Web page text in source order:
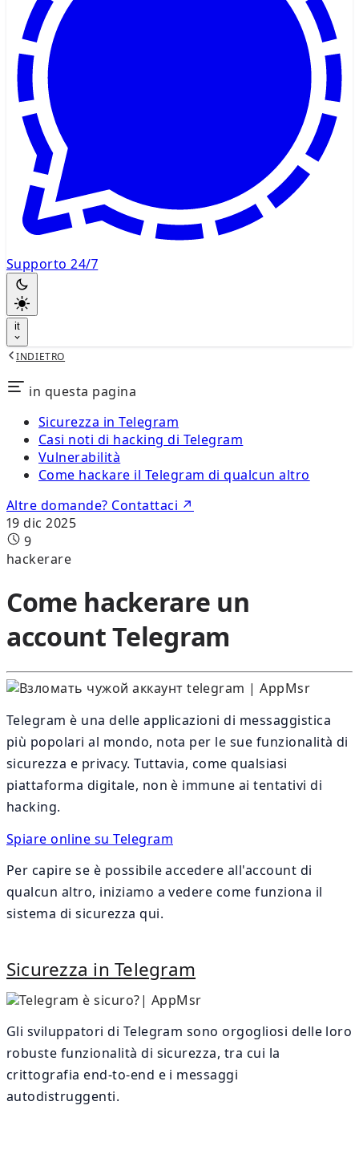
Supporto 24/7
it
INDIETRO
in questa pagina
Sicurezza in Telegram
Casi noti di hacking di Telegram
Vulnerabilità
Come hackare il Telegram di qualcun altro
Altre domande? Contattaci ↗
19 dic 2025
9
hackerare
Come hackerare un
account Telegram
Telegram è una delle applicazioni di messaggistica
più popolari al mondo, nota per le sue funzionalità di
sicurezza e privacy. Tuttavia, come qualsiasi
piattaforma digitale, non è immune ai tentativi di
hacking.
Spiare online su Telegram
Per capire se è possibile accedere all'account di
qualcun altro, iniziamo a vedere come funziona il
sistema di sicurezza qui.
Sicurezza in Telegram
Gli sviluppatori di Telegram sono orgogliosi delle loro
robuste funzionalità di sicurezza, tra cui la
crittografia end-to-end e i messaggi
autodistruggenti.